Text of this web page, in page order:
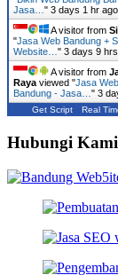
Jasa… " 3 days 1 hr ago
A visitor from
"Jasa Web Bandung +
Website… " 3 days 9
A visitor from
Raya viewed "Jasa
Bandung - Jasa… " 3
Get Script Real
Hubungi